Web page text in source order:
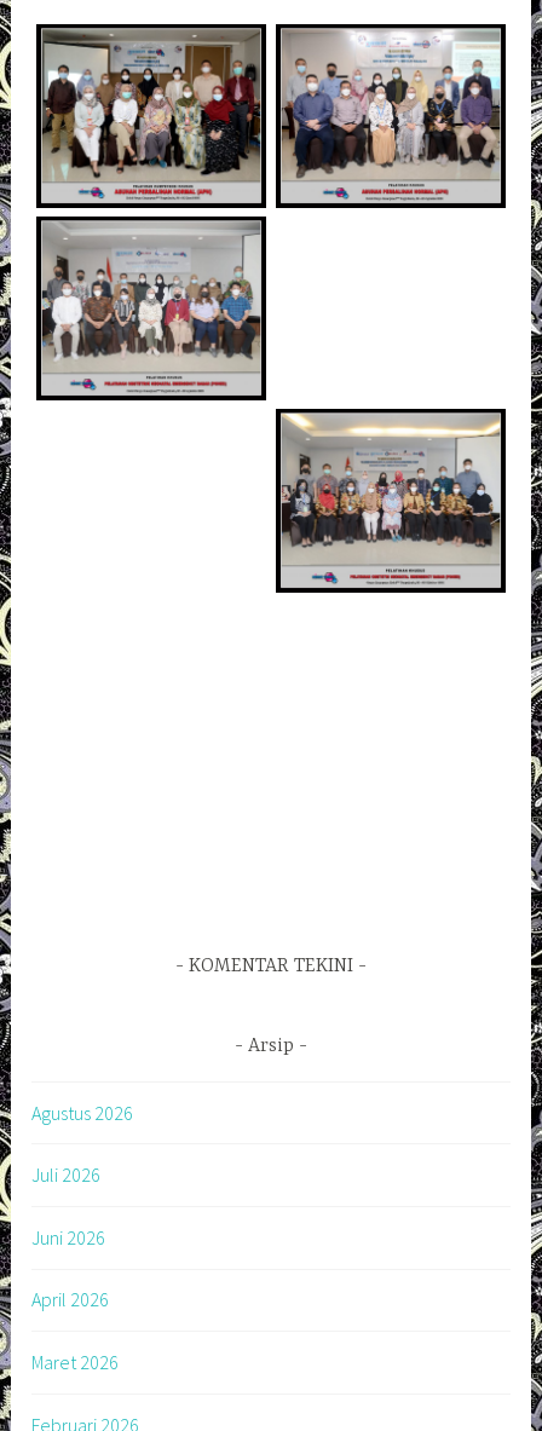
KOMENTAR TEKINI
Arsip
Agustus 2026
Juli 2026
Juni 2026
April 2026
Maret 2026
Februari 2026